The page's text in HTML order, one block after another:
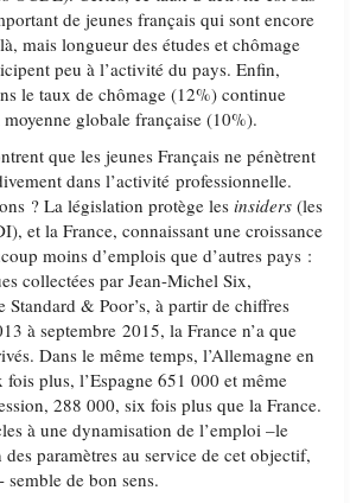
de jeunes français qui sont encore
mais longueur des études et chômage
peu à l’activité du pays. Enfin,
le taux de chômage (12%) continue
globale française (10%).
que les jeunes Français ne pénètrent
dans l’activité professionnelle.
? La législation protège lesinsiders (les
et la France, connaissant une croissance
moins d’emplois que d’autres pays :
collectées par Jean-Michel Six,
Standard & Poor’s, à partir de chiffres
à septembre 2015, la France n’a que
Dans le même temps, l’Allemagne en
plus, l’Espagne 651 000 et même
288 000, six fois plus que la France.
à une dynamisation de l’emploi –le
paramètres au service de cet objectif,
semble de bon sens.